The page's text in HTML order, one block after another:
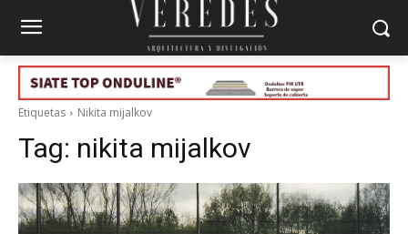
Etiquetas Nikita mijalkov
Tag: nikita mijalkov